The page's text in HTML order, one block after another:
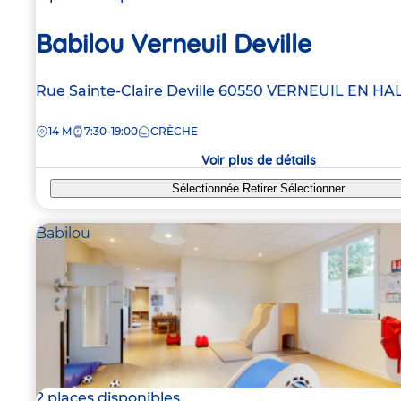
Babilou Verneuil Deville
Adresse
la
Rue Sainte-Claire Deville 60550 VERNEUIL EN
DISTANCE
14 M 7:30-19:00 CRÈCHE
Voir plus de détails
Sélectionnée RetirerSélectionner
Babilou